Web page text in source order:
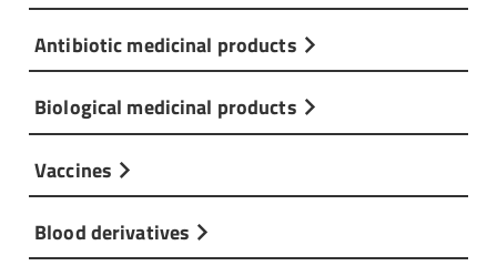
Antibiotic medicinal products
Biological medicinal products
Vaccines
Blood derivatives